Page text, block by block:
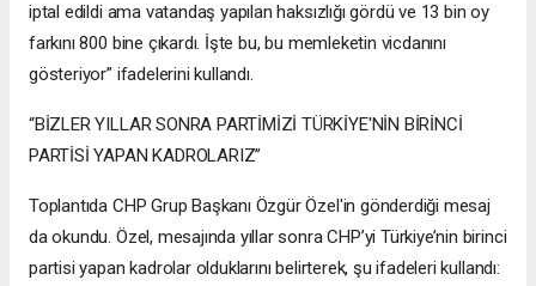
iptal edildi ama vatandaş yapılan haksızlığı gördü ve 13 bin oy
farkını 800 bine çıkardı. İşte bu, bu memleketin vicdanını
gösteriyor” ifadelerini kullandı.
“BİZLER YILLAR SONRA PARTİMİZİ TÜRKİYE'NİN BİRİNCİ
PARTİSİ YAPAN KADROLARIZ”
Toplantıda CHP Grup Başkanı Özgür Özel'in gönderdiği mesaj
da okundu. Özel, mesajında yıllar sonra CHP’yi Türkiye’nin birinci
partisi yapan kadrolar olduklarını belirterek, şu ifadeleri kullandı: